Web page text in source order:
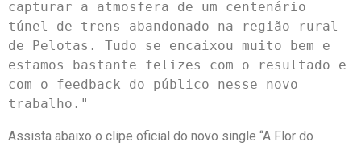
capturar a atmosfera de um centenário
túnel de trens abandonado na região rural
de Pelotas. Tudo se encaixou muito bem e
estamos bastante felizes com o resultado e
com o feedback do público nesse novo
Assista abaixo o clipe oficial do novo single “A Flor do